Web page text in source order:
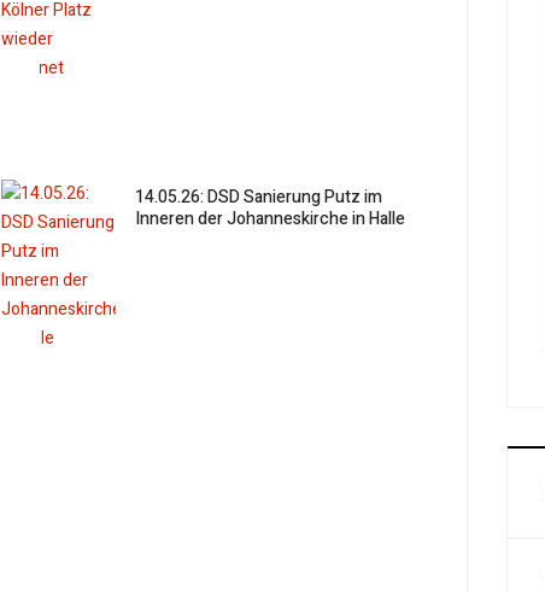
14.05.26: DSD Sanierung Putz im
Inneren der Johanneskirche in Halle